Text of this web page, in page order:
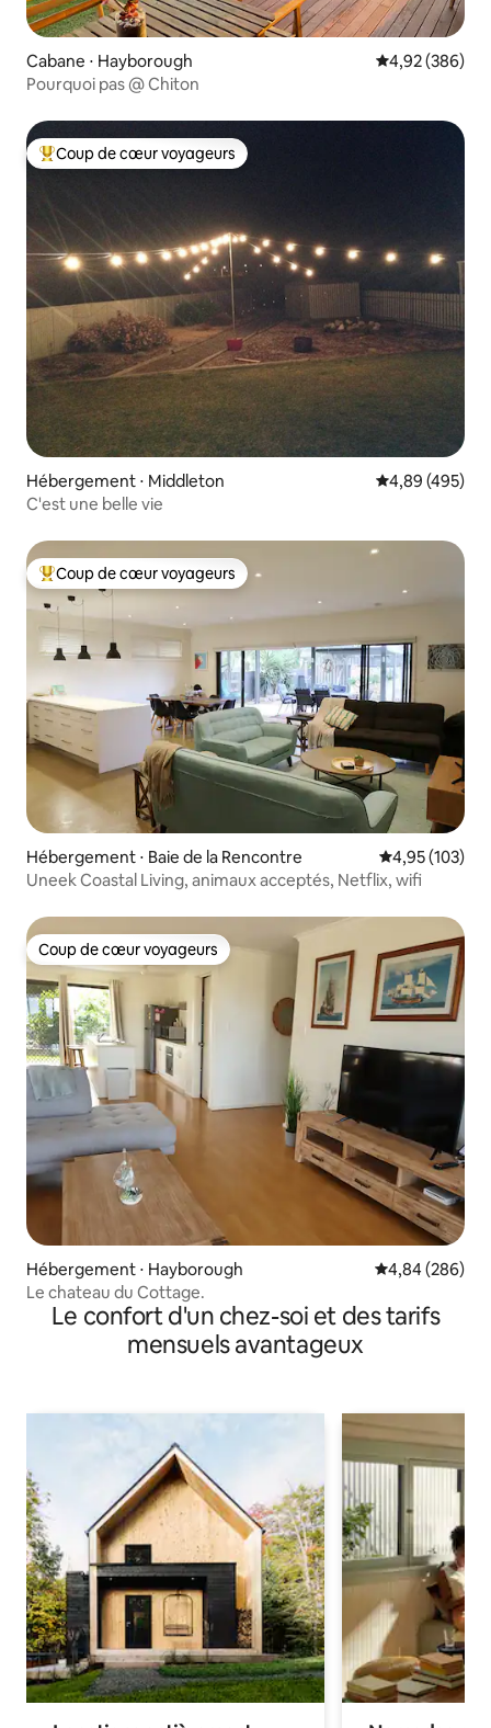
Cabane ⋅ Hayborough Évaluation
4,92 (386)
Pourquoi pas @ Chiton
Coups de cœur voyageurs les plus appréciés
Coup de cœur voyageurs
Hébergement ⋅ Middleton Évaluation
4,89 (495)
C'est une belle vie
Coups de cœur voyageurs les plus appréciés
Coup de cœur voyageurs
Hébergement ⋅ Baie de la Rencontre Évaluation
4,95 (103)
Uneek Coastal Living, animaux acceptés, Netflix, wifi
Coup de cœur voyageurs
Coup de cœur voyageurs
Hébergement ⋅ Hayborough Évaluation
4,84 (286)
Le chateau du Cottage.
Le confort d'un chez-soi et des tarifs
mensuels avantageux